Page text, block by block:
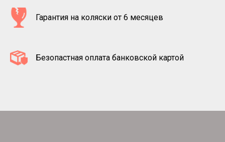
Гарантия на коляски от 6 месяцев
Безопастная оплата банковской картой